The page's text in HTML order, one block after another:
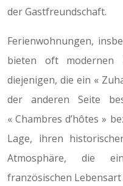
der Gastfreundschaft.
Ferienwohnungen,
bieten oft
diejenigen, die ein «
der anderen Seite
« Chambres d’hôtes »
Lage, ihren
Atmosphäre, die
französischen